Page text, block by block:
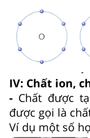
IV: Chất ion,
- Chất được
được gọi là
Ví dụ một số